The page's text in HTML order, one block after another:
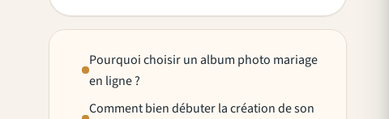
Pourquoi choisir un album photo mariage
en ligne ?
Comment bien débuter la création de son